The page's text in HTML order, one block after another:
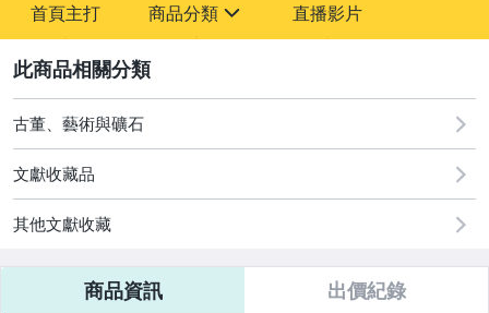
首頁主打 商品分類
古董、藝術與礦石
玩具、模型與公仔
直播影片
古董、藝術與礦石
文獻收藏品
其他文獻收藏
商品資訊 出價紀錄